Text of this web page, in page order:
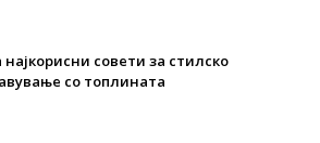
најкорисни совети за стилско
со топлината